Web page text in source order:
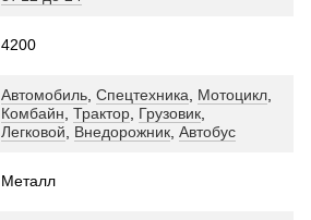
4200
Автомобиль Спецтехника Мотоцикл
Комбайн Трактор Грузовик
Легковой
Внедорожник Автобус
Металл